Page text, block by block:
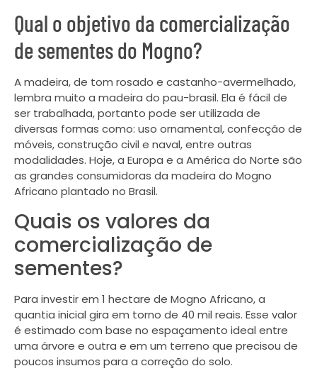
Qual o objetivo da comercialização
de sementes do Mogno?
A madeira, de tom rosado e castanho-avermelhado,
lembra muito a madeira do pau-brasil. Ela é fácil de
ser trabalhada, portanto pode ser utilizada de
diversas formas como: uso ornamental, confecção de
móveis, construção civil e naval, entre outras
modalidades. Hoje, a Europa e a América do Norte são
as grandes consumidoras da madeira do Mogno
Africano plantado no Brasil.
Quais os valores da
comercialização de
sementes?
Para investir em 1 hectare de Mogno Africano, a
quantia inicial gira em torno de 40 mil reais. Esse valor
é estimado com base no espaçamento ideal entre
uma árvore e outra e em um terreno que precisou de
poucos insumos para a correção do solo.